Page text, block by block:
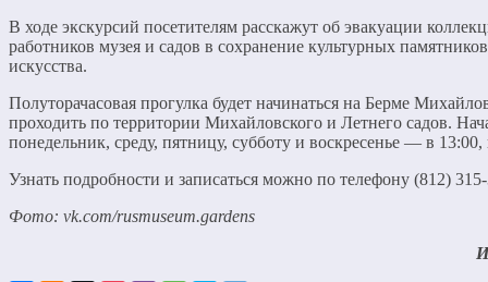
В ходе экскурсий посетителям расскажут об эвакуации
работников музея и садов в сохранение культурных
искусства.
Полуторачасовая прогулка будет начинаться на Берме
проходить по территории Михайловского и Летнего садов.
понедельник, среду, пятницу, субботу и воскресенье — в
Узнать подробности и записаться можно по телефону (812)
Фото: vk.com/rusmuseum.gardens